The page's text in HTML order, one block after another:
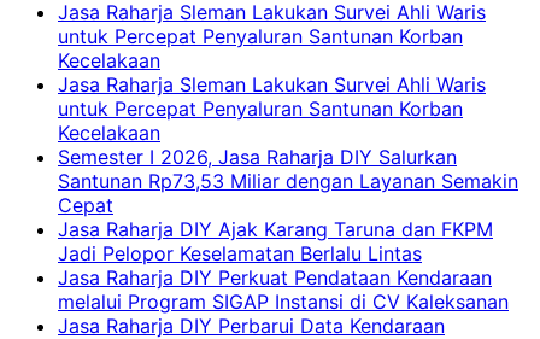
Jasa Raharja Sleman Lakukan Survei Ahli Waris
untuk Percepat Penyaluran Santunan Korban
Kecelakaan
Jasa Raharja Sleman Lakukan Survei Ahli Waris
untuk Percepat Penyaluran Santunan Korban
Kecelakaan
Semester I 2026, Jasa Raharja DIY Salurkan
Santunan Rp73,53 Miliar dengan Layanan Semakin
Cepat
Jasa Raharja DIY Ajak Karang Taruna dan FKPM
Jadi Pelopor Keselamatan Berlalu Lintas
Jasa Raharja DIY Perkuat Pendataan Kendaraan
melalui Program SIGAP Instansi di CV Kaleksanan
Jasa Raharja DIY Perbarui Data Kendaraan